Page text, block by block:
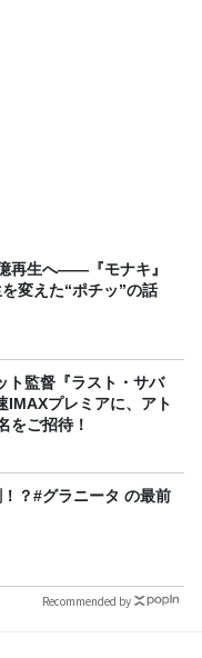
再生へ——『モナキ』
変えた“ポチッ”の話
ト監督『ラスト・サバ
IMAXプレミアに、アト
をご招待！
？#グラニータ の最前
Recommended by